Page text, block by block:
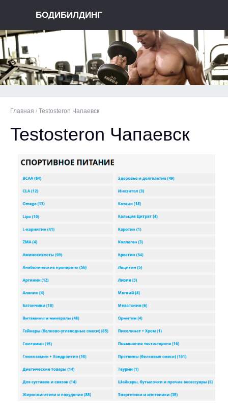
БОДИБИЛДИНГ
Главная / Testosteron Чапаевск
Testosteron Чапаевск